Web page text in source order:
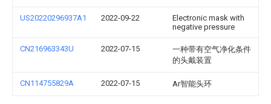
US20220296937A1 2022-09-22
Electronic mask with
negative pressure
CN216963343U 2022-07-15
一种带有空气净化条件
的头戴装置
CN114755829A 2022-07-15 Ar智能头环